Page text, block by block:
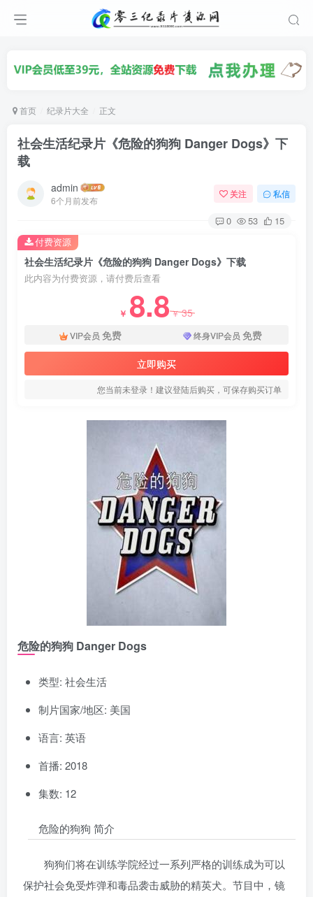
首页 纪录片大全 正文
社会生活纪录片《危险的狗狗 Danger Dogs》下
载
admin
6个月前发布
关注 私信
0 53 15
社会生活纪录片《危险的狗狗 Danger Dogs》下载
此内容为付费资源，请付费后查看
￥ 8.8￥35
VIP会员 免费 终身VIP会员 免费
立即购买
您当前未登录！建议登陆后购买，可保存购买订单
付费资源
危险的狗狗 Danger Dogs
类型: 社会生活
制片国家/地区: 美国
语言: 英语
首播: 2018
集数: 12
危险的狗狗 简介
狗狗们将在训练学院经过一系列严格的训练成为可以
保护社会免受炸弹和毒品袭击威胁的精英犬。节目中，镜